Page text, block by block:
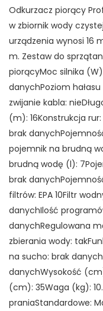
Odkurzacz piorący
w zbiornik wody
urządzenia wynosi 16
m. Zestaw do
piorącyMoc silnika
danychPoziom
zwijanie kabla:
(m): 16Konstrukcja
brak
pojemnik na brudną
brudną wodę (l):
brak
filtrów: EPA 10Filtr
danychIlość
danychRegulowana
zbierania wody:
na sucho: brak
danychWysokość
(cm): 35Waga (kg):
praniaStandardowe: